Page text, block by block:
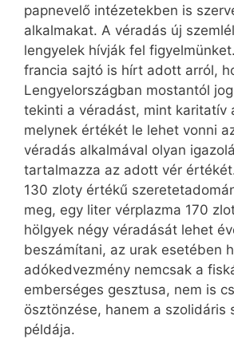
papnevelő intézetekben is
alkalmakat. A véradás új
lengyelek hívják fel
francia sajtó is hírt adott arról,
Lengyelországban mostantól
tekinti a véradást, mint karitatív
melynek értékét le lehet vonni
véradás alkalmával olyan
tartalmazza az adott vér
130 zloty értékű
meg, egy liter vérplazma 170
hölgyek négy véradását lehet
beszámítani, az urak esetében
adókedvezmény nemcsak a
emberséges gesztusa, nem is
ösztönzése, hanem a szolidáris
példája.